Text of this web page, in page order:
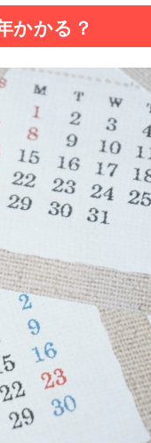
かかる？